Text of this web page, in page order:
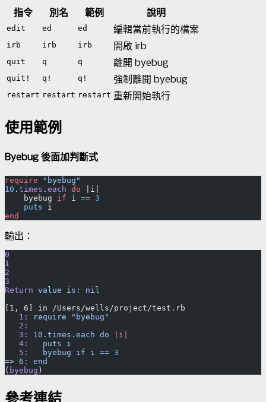
指令 別名 範例 說明
edit ed ed 編輯當前執行的檔案
irb irb irb 開啟 irb
quit q q 離開 byebug
quit! q! q! 強制離開 byebug
restart restart restart 重新開始執行
使用範例
Byebug 後面加判斷式
require "byebug"
10 . times . each do |i|
    byebug
if i == 3
    puts
i
end
輸出：
0
1
2
3
Return value is:
nil
[1, 6] in /Users/wells/project/test.rb
   1:
require "byebug"
   2:
   3:
10.times.each do i
   4:
   puts
i
   5:
   byebug
if i == 3
=> 6:
end
( byebug )